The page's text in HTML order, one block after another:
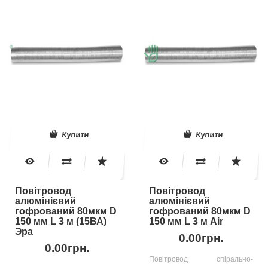
Купити
Повітровод
алюмінієвий
гофрований 80мкм D
150 мм L 3 м (15ВА)
Эра
0.00грн.
Купити
Повітровод
алюмінієвий
гофрований 80мкм D
150 мм L 3 м Air
0.00грн.
Повітровод спірально-